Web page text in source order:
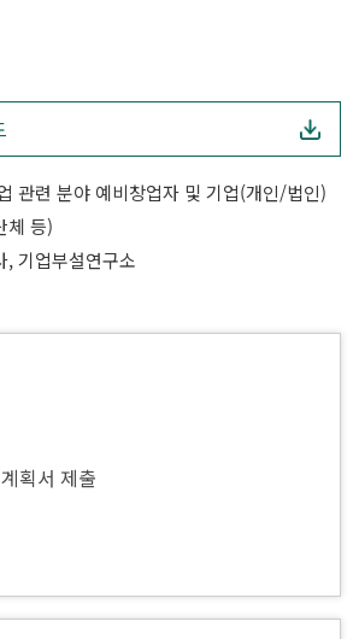
관련 분야 예비창업자 및 기업(개인/법인)
체 등)
, 기업부설연구소
획서 제출